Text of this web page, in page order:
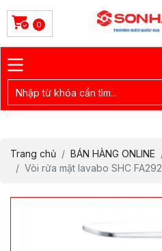
0
Trang chủ BÁN HÀNG ONLINE
Vòi rửa mặt lavabo SHC FA292